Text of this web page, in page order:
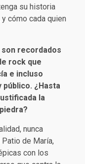
su historia
cómo cada quien
son recordados
rock que
e incluso
¿Hasta
la
nunca
de María,
con los